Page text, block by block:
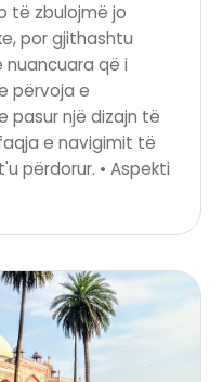
të zbulojmë jo
por gjithashtu
që i
përvoja e
pasur një dizajn të
e navigimit të
përdorur. • Aspekti